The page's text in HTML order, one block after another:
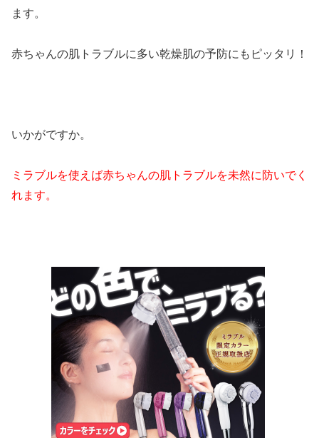
ます。
赤ちゃんの肌トラブルに多い乾燥肌の予防にもピッタリ！
いかがですか。
ミラブルを使えば赤ちゃんの肌トラブルを未然に防いでく
れます。